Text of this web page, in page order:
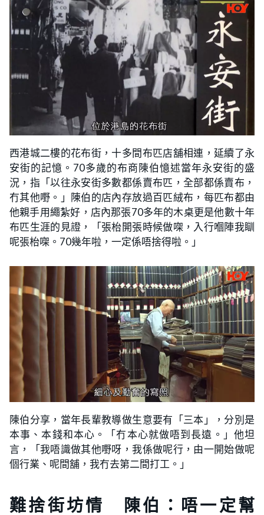
西港城二樓的花布街，十多間布匹店舖相連，延續了永
安街的記憶。70多歲的布商陳伯憶述當年永安街的盛
況，指「以往永安街多數都係賣布匹，全部都係賣布，
冇其他嘢。」陳伯的店內存放過百匹絨布，每匹布都由
他親手用繩紮好，店內那張70多年的木桌更是他數十年
布匹生涯的見證，「張枱開張時候做㗎，入行嗰陣我瞓
呢張枱㗎。70幾年啦，一定係唔捨得啦。」
陳伯分享，當年長輩教導做生意要有「三本」，分別是
本事、本錢和本心。「冇本心就做唔到長遠。」他坦
言，「我唔識做其他嘢呀，我係做呢行，由一開始做呢
個行業、呢間舖，我冇去第二間打工。」
難捨街坊情 陳伯：唔一定幫